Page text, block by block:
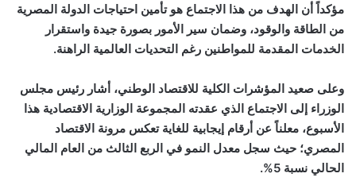
مؤكداً أن الهدف من هذا الاجتماع هو تأمين احتياجات الدولة المصرية
من الطاقة والوقود، وضمان سير الأمور بصورة جيدة واستقرار
الخدمات المقدمة للمواطنين رغم التحديات العالمية الراهنة.
وعلى صعيد المؤشرات الكلية للاقتصاد الوطني، أشار رئيس مجلس
الوزراء إلى الاجتماع الذي عقدته المجموعة الوزارية الاقتصادية هذا
الأسبوع، معلناً عن أرقام إيجابية للغاية تعكس مرونة الاقتصاد
المصري؛ حيث سجل معدل النمو في الربع الثالث من العام المالي
الحالي نسبة 5%.